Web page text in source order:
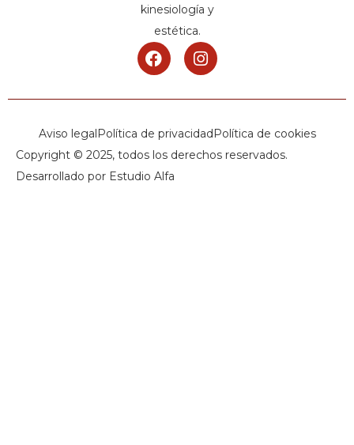
kinesiología y
estética.
Aviso legalPolítica de privacidadPolítica de cookies
Copyright © 2025, todos los derechos reservados.
Desarrollado por Estudio Alfa